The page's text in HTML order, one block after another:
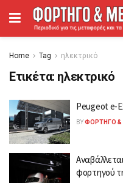
Home Tag ηλεκτρικό
Ετικέτα: ηλεκτρικό
Peugeot e-
BYΦΟΡΤΗΓΌ &
φορτηγού